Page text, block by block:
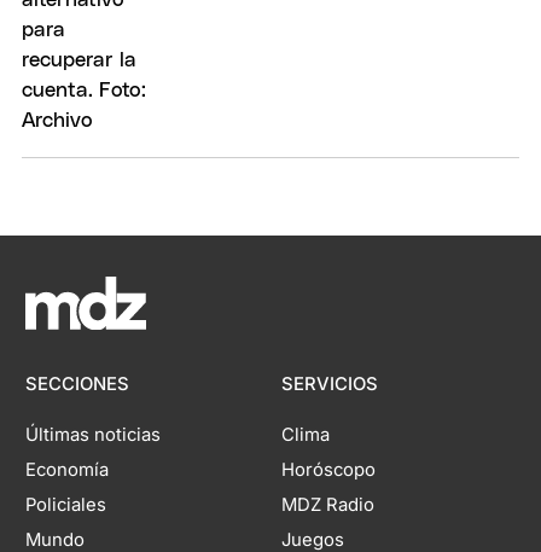
SECCIONES
Últimas noticias
Economía
Policiales
Mundo
SERVICIOS
Clima
Horóscopo
MDZ Radio
Juegos